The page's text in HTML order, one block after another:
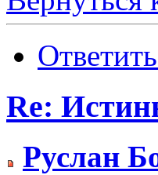
Re:
Руслан